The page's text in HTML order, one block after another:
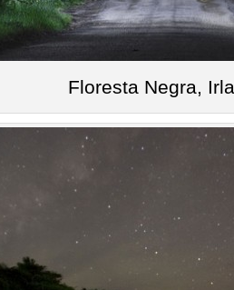
Floresta Negra,